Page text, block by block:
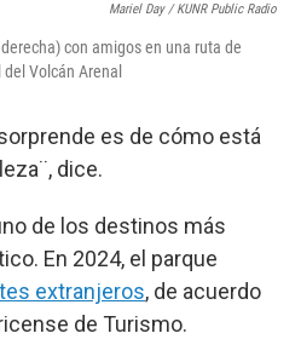
Mariel Day / KUNR Public Radio
con amigos en una ruta de
Volcán Arenal
es de cómo está
dice.
de los destinos más
En 2024, el parque
extranjeros, de acuerdo
de Turismo.